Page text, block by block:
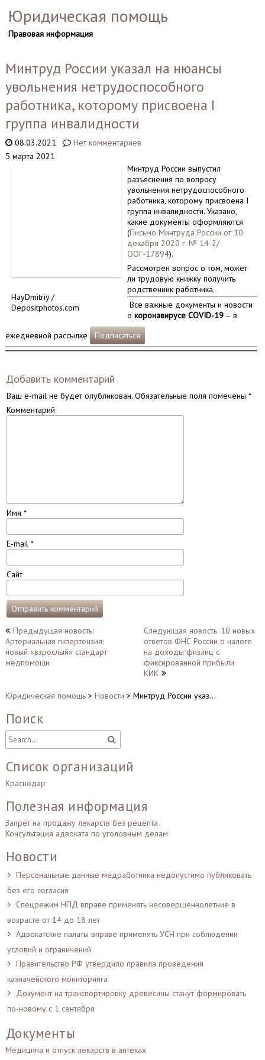
Юридическая помощь
Правовая информация
Минтруд России указал на нюансы
увольнения нетрудоспособного
работника, которому присвоена I
группа инвалидности
08.03.2021
Нет комментариев
5 марта 2021
HayDmitriy /
Depositphotos.com
Минтруд России выпустил
разъяснения по вопросу
увольнения нетрудоспособного
работника, которому присвоена I
группа инвалидности. Указано,
какие документы оформляются
(Письмо Минтруда России от 10
декабря 2020 г. № 14-2/
ООГ-17894).
Рассмотрен вопрос о том, может
ли трудовую книжку получить
родственник работника.
Все важные документы и новости
о коронавирусе COVID-19– в
ежедневной рассылке
Подписаться
Добавить комментарий
Ваш e-mail не будет опубликован.Обязательные поля помечены *
Комментарий
Имя *
E-mail *
Сайт
Навигация
по
записям
Предыдущая новость:
Артериальная гипертензия:
новый «взрослый» стандарт
медпомощи
Следующая новость: 10 новых
ответов ФНС России о налоге
на доходы физлиц с
фиксированной прибыли
КИК
Юридическая помощь> Новости > Минтруд России указ…
Поиск
Список организаций
Краснодар
Полезная информация
Запрет на продажу лекарств без рецепта
Консультация адвоката по уголовным делам
Новости
Персональные данные медработника недопустимо публиковать
без его согласия
Спецрежим НПД вправе применять несовершеннолетние в
возрасте от 14 до 18 лет
Адвокатские палаты вправе применять УСН при соблюдении
условий и ограничений
Правительство РФ утвердило правила проведения
казначейского мониторинга
Документ на транспортировку древесины станут формировать
по-новому с 1 сентября
Документы
Медицина и отпуск лекарств в аптеках